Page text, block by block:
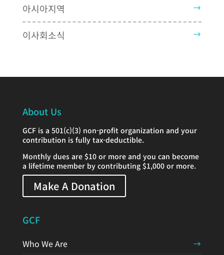
아시아지역
이사회소식
About Us
GCF is a 501(c)(3) non-profit organization and your
contribution is fully tax-deductible.
Monthly dues are $10 or more and you can become
a lifetime member by contributing $1,000 or more.
Make A Donation
GCF
Who We Are